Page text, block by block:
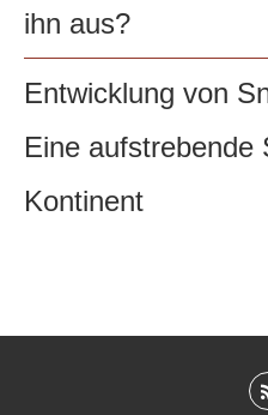
ihn aus?
Entwicklung von
Eine aufstrebende
Kontinent